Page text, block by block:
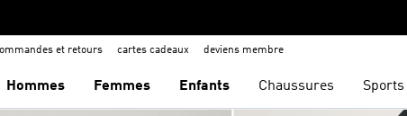
et retours cartes cadeaux deviens membre
Hommes Femmes Enfants Chaussures Sports